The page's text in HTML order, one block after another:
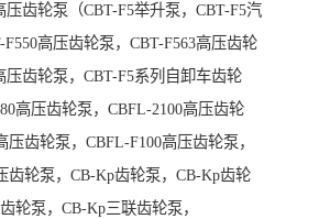
压齿轮泵（CBT-F5举升泵，CBT-F5汽
高压齿轮泵，CBT-F563高压齿轮
压齿轮泵，CBT-F5系列自卸车齿轮
高压齿轮泵，CBFL-2100高压齿轮
压齿轮泵，CBFL-F100高压齿轮泵，
齿轮泵，CB-Kp齿轮泵，CB-Kp齿轮
轮泵，CB-Kp三联齿轮泵，